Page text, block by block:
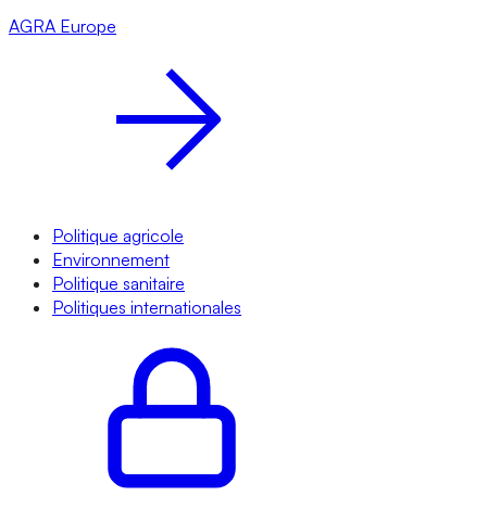
AGRA Europe
Politique agricole
Environnement
Politique sanitaire
Politiques internationales